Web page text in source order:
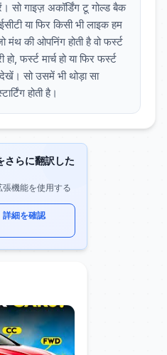
सो गाइज़ अकॉर्डिंग टू गोल्ड बैक
या फिर किसी भी लाइक हम
की ओपनिंग होती है वो फर्स्ट
फर्स्ट मार्च हो या फिर फर्स्ट
देखें। सो उसमें भी थोड़ा सा
होती है।
さらに翻訳した
機能を使用する
詳細を確認